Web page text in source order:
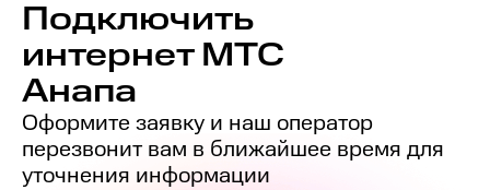
Подключить
интернет МТС
Анапа
Оформите заявку и наш оператор
перезвонит вам в ближайшее время для
уточнения информации